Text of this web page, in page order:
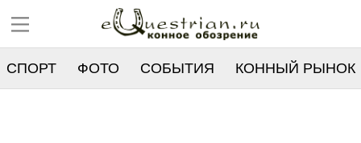
СПОРТ ФОТО СОБЫТИЯ КОННЫЙ РЫНОК